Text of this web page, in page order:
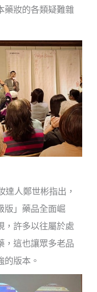
藥妝的各類疑難雜
達人鄭世彬指出，
版」藥品全面崛
，許多以往屬於處
，這也讓眾多老品
的版本。